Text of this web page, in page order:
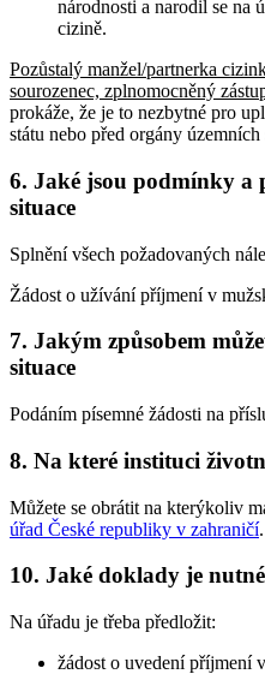
národnosti a narodil se na
cizině.
Pozůstalý manžel/partnerka
sourozenec, zplnomocněný
prokáže, že je to nezbytné pro
státu nebo před orgány
6. Jaké jsou podmínky a
situace
Splnění všech požadovaných
Žádost o užívání příjmení v
7. Jakým způsobem
situace
Podáním písemné žádosti na
8. Na které instituci
Můžete se obrátit na kterýkoliv
úřad České republiky v zahraničí.
10. Jaké doklady je
Na úřadu je třeba předložit:
žádost o uvedení příjmení